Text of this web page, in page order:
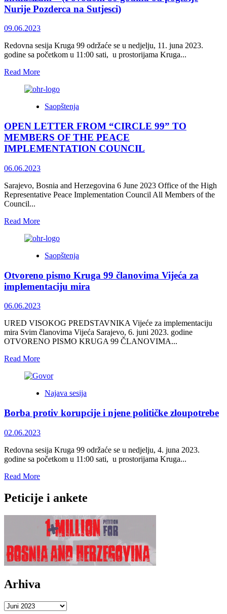
postojati
RS
(ne)ugašena
HZ
HB?
Nurije Pozderca na Sutjesci)
09.06.2023
Redovna sesija Kruga 99 održaće se u nedjelju, 11. juna 2023.
godine sa početkom u 11:00 sati, u prostorijama Kruga...
Read MoreRead
about
pravna
politička
samostalnost
BiH
i
–
(Povodom
80
godina
Nurije
Pozderca
na
Sutjesci)
Saopštenja
OPEN LETTER FROM “CIRCLE 99” TO
MEMBERS OF THE PEACE
IMPLEMENTATION COUNCIL
06.06.2023
Sarajevo, Bosnia and Herzegovina 6 June 2023 Office of the High
Representative Peace Implementation Council All Members of the
Council...
Read MoreRead
about
LETTER
“CIRCLE
99”
<strong>TO
MEMBERS
OF
THE
PEACE
IMPLEMENTATION
Saopštenja
Otvoreno pismo Kruga 99 članovima Vijeća za
implementaciju mira
06.06.2023
URED VISOKOG PREDSTAVNIKA Vijeće za implementaciju
mira Svim članovima Vijeća Sarajevo, 6. juni 2023. godine
OTVORENO PISMO KRUGA 99 ČLANOVIMA...
Read MoreRead
about
pismo
99
Vijeća
implementaciju
mira
Najava sesija
Borba protiv korupcije i njene političke zloupotrebe
02.06.2023
Redovna sesija Kruga 99 održaće se u nedjelju, 4. juna 2023.
godine sa početkom u 11:00 sati, u prostorijama Kruga...
Read MoreRead
about
<strong>Borba
korupcije
njene
političke
zloupotrebe</strong>
Peticije i ankete
Arhiva
Arhiva